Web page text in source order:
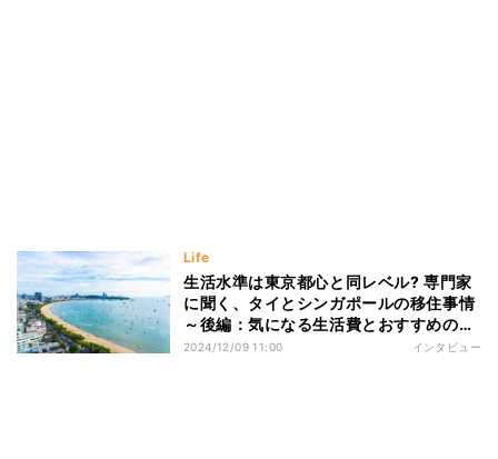
Life
生活水準は東京都心と同レベル? 専門家
に聞く、タイとシンガポールの移住事情
～後編：気になる生活費とおすすめの投
資～
2024/12/09 11:00 インタビュー